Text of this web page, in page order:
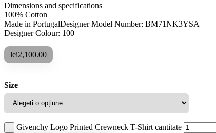
Dimensions and specifications
100% Cotton
Made in PortugalDesigner Model Number: BM71NK3YSA
Designer Colour: 100
lei2,100.00
Size
Givenchy Logo Printed Crewneck T-Shirt cantitate